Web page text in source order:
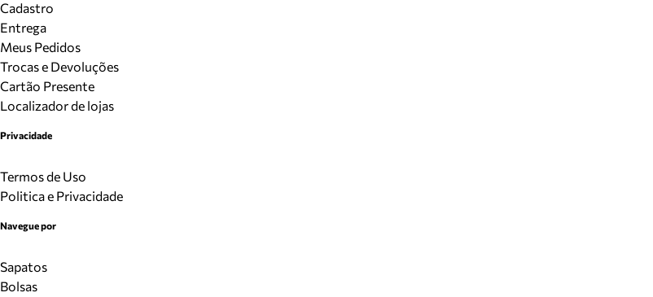
Cadastro
Entrega
Meus Pedidos
Trocas e Devoluções
Cartão Presente
Localizador de lojas
Privacidade
Termos de Uso
Politica e Privacidade
Navegue por
Sapatos
Bolsas